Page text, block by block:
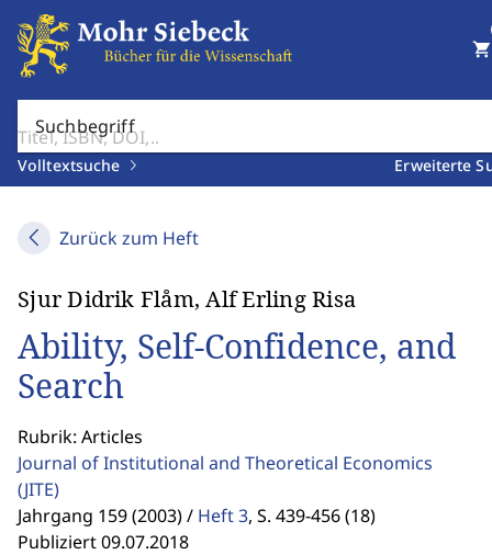
Suchbegriff
Volltextsuche Erweiterte
shopping_cart
Zurück zum Heft
Sjur Didrik Flåm, Alf Erling Risa
Ability, Self-Confidence, and
Search
Rubrik: Articles
Journal of Institutional and Theoretical Economics
(JITE)
Jahrgang 159 (2003) / Heft 3, S. 439-456 (18)
Publiziert 09.07.2018